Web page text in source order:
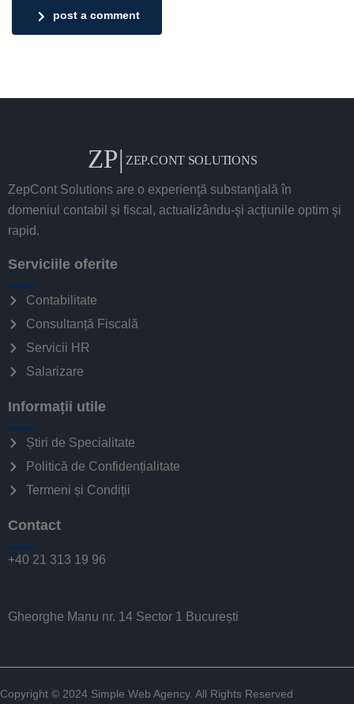
post a comment
ZepCont Solutions are o experienţă substanţială în
domeniul contabil și fiscal, actualizându-şi acţiunile optim şi
rapid.
Serviciile oferite
Contabilitate
Consultanță Fiscală
Servicii HR
Salarizare
Informații utile
Știri de Specialitate
Politică de Confidențialitate
Termeni și Condiții
Contact
+40 21 313 19 96
Gheorghe Manu nr. 14 Sector 1 București
Copyright © 2024 Simple Web Agency. All Rights Reserved